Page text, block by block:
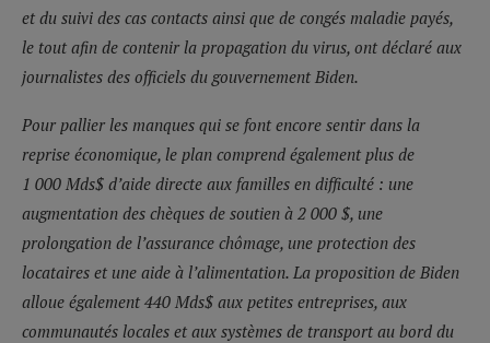
et du suivi des cas contacts ainsi que de congés maladie payés,
le tout afin de contenir la propagation du virus, ont déclaré aux
journalistes des officiels du gouvernement Biden.
Pour pallier les manques qui se font encore sentir dans la
reprise économique, le plan comprend également plus de
1 000 Mds$ d’aide directe aux familles en difficulté : une
augmentation des chèques de soutien à 2 000 $, une
prolongation de l’assurance chômage, une protection des
locataires et une aide à l’alimentation. La proposition de Biden
alloue également 440 Mds$ aux petites entreprises, aux
communautés locales et aux systèmes de transport au bord du